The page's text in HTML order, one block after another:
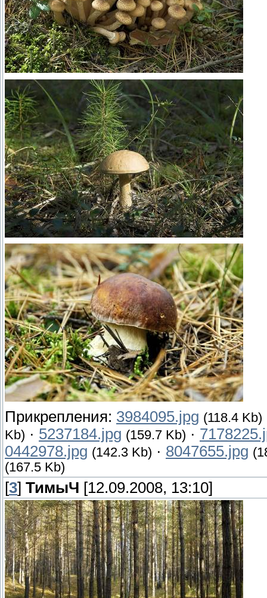
Прикрепления: 3984095.jpg (118.4 Kb)
Kb) · 5237184.jpg (159.7 Kb) ·
0442978.jpg (142.3 Kb) · 8047655.jpg
(167.5 Kb)
[3] ТимыЧ [12.09.2008, 13:10]